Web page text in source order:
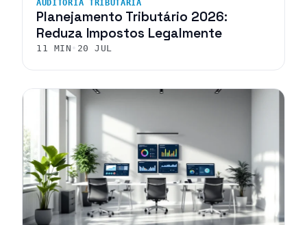
AUDITORIA TRIBUTÁRIA
Planejamento Tributário 2026:
Reduza Impostos Legalmente
11 MIN • 20 JUL